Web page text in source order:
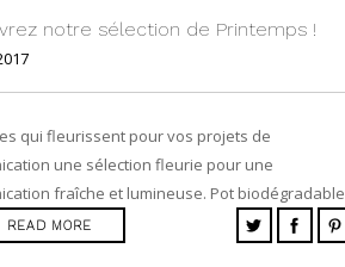
notre sélection de Printemps !
qui fleurissent pour vos projets de
une sélection fleurie pour une
fraîche et lumineuse. Pot biodégradable
READ MORE